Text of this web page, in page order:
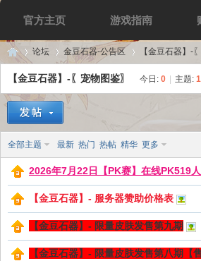
官方主页 游戏指南
sc
»
论坛
›
金豆石器-公告区 【金豆石器】-
【金豆石器】-〖宠物图鉴〗 今日: 0 主题:
全部主题 最新 热门 热帖 精华 更多
2026年7月22日【PK赛】在线PK519人
【金豆石器】- 服务器赞助价格表
【金豆石器】- 限量皮肤发售第九期
【金豆石器】- 限量皮肤发售第八期【售